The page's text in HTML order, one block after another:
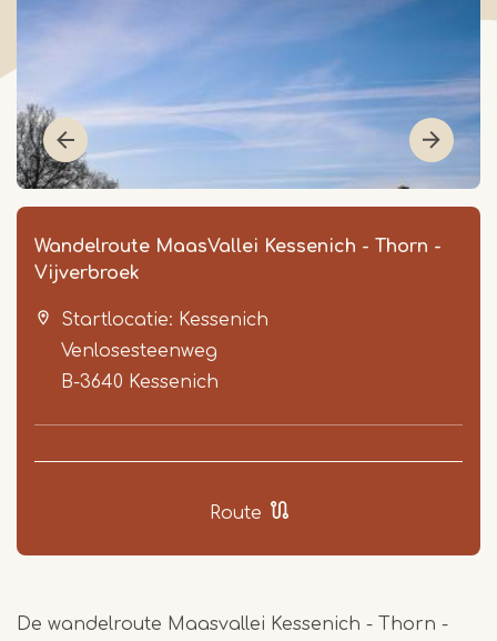
Wandelroute MaasVallei Kessenich - Thorn -
Vijverbroek
Startlocatie: Kessenich
Venlosesteenweg
B-3640 Kessenich
Route
De wandelroute Maasvallei Kessenich - Thorn -